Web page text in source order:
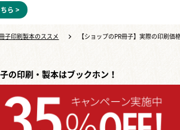
ら >
子印刷製本のススメ 【ショップのPR冊子】実際の印刷
の印刷・製本はブックホン！